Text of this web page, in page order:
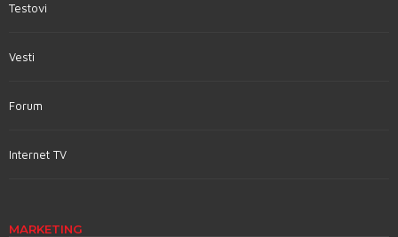
Testovi
Vesti
Forum
Internet TV
MARKETING